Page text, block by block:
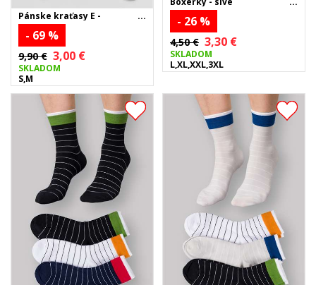
Pánske kraťasy E -
svetlomodré
- 69 %
9,90 € 3,00 €
SKLADOM
S,M
- 26 %
4,50 € 3,30 €
SKLADOM
L,XL,XXL,3XL